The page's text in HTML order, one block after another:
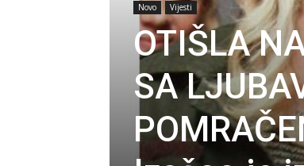
Novo Vijesti
OTIŠLA
SA